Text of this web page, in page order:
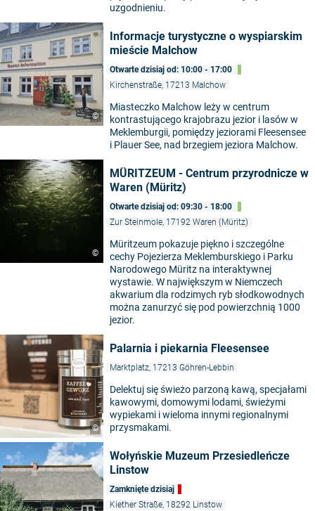
uzgodnieniu.
©
Informacje turystyczne o wyspiarskim
mieście Malchow
Otwarte dzisiaj od: 10:00 - 17:00
Kirchenstraße, 17213 Malchow
Miasteczko Malchow leży w centrum
kontrastującego krajobrazu jezior i lasów w
Meklemburgii, pomiędzy jeziorami Fleesensee
i Plauer See, nad brzegiem jeziora Malchow.
©
MÜRITZEUM - Centrum przyrodnicze w
Waren (Müritz)
Otwarte dzisiaj od: 09:30 - 18:00
Zur Steinmole, 17192 Waren (Müritz)
Müritzeum pokazuje piękno i szczególne
cechy Pojezierza Meklemburskiego i Parku
Narodowego Müritz na interaktywnej
wystawie. W największym w Niemczech
akwarium dla rodzimych ryb słodkowodnych
można zanurzyć się pod powierzchnią 1000
jezior.
©
Palarnia i piekarnia Fleesensee
Marktplatz, 17213 Göhren-Lebbin
Delektuj się świeżo parzoną kawą, specjałami
kawowymi, domowymi lodami, świeżymi
wypiekami i wieloma innymi regionalnymi
przysmakami.
Wołyńskie Muzeum Przesiedleńcze
Linstow
Zamknięte dzisiaj
Kiether Straße, 18292 Linstow